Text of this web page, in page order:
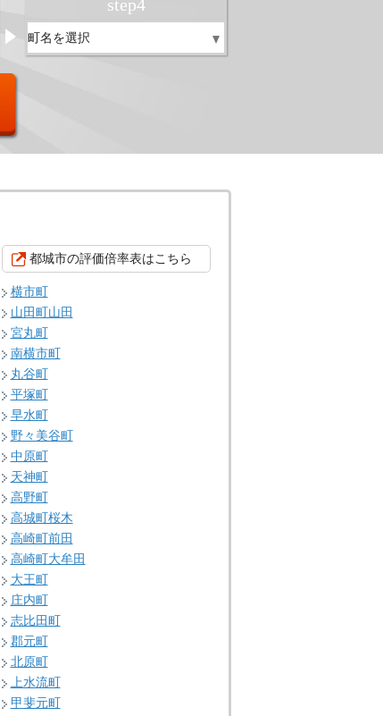
step4
都城市の評価倍率表はこちら
横市町
山田町山田
宮丸町
南横市町
丸谷町
平塚町
早水町
野々美谷町
中原町
天神町
高野町
高城町桜木
高崎町前田
高崎町大牟田
大王町
庄内町
志比田町
郡元町
北原町
上水流町
甲斐元町